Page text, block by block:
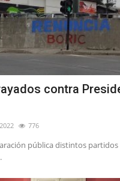
contra
776
pública distintos